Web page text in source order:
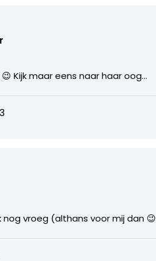
Kijk maar eens naar haar oog…
nog vroeg (althans voor mij dan 😉